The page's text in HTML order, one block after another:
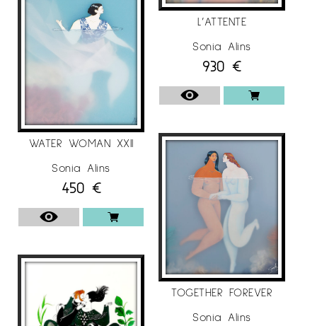
WATER WOMAN XXII
Sonia Alins
450 €
L’ATTENTE
Sonia Alins
930 €
TOGETHER FOREVER
Sonia Alins